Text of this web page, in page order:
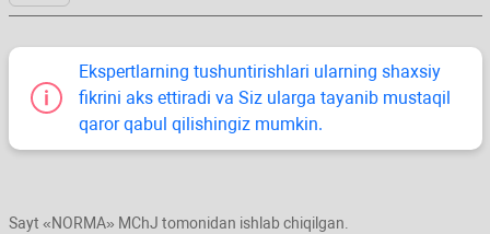
Ekspertlarning tushuntirishlari ularning shaхsiy
fikrini aks ettiradi va Siz ularga tayanib mustaqil
qaror qabul qilishingiz mumkin.
Sayt «NORMA» MChJ tomonidan ishlab chiqilgan.